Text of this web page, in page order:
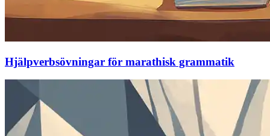
Hjälpverbsövningar för marathisk grammatik